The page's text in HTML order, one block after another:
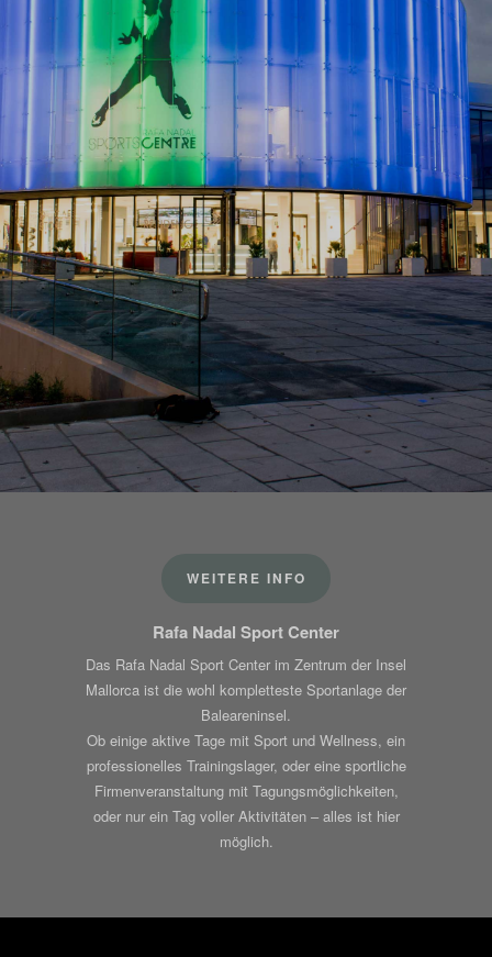
WEITERE INFO
Rafa Nadal Sport Center
Das Rafa Nadal Sport Center im Zentrum der Insel
Mallorca ist die wohl kompletteste Sportanlage der
Baleareninsel.
Ob einige aktive Tage mit Sport und Wellness, ein
professionelles Trainingslager, oder eine sportliche
Firmenveranstaltung mit Tagungsmöglichkeiten,
oder nur ein Tag voller Aktivitäten – alles ist hier
möglich.